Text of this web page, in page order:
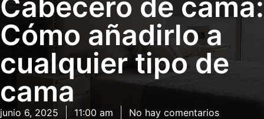
Cómo añadirlo a
cualquier tipo de
cama
junio 6, 2025 11:00 am No hay comentarios